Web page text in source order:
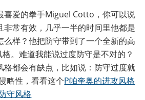
喜爱的拳手Miguel Cotto，你可以说
非常有效，几乎一半的时间里他都是
么样？他把防守带到了一个全新的高
。难道我能说过度防守是不对的？
格都会有缺点，比如说：防守过度就
略性，看看这个P帕奎奥的进攻风格
守风格